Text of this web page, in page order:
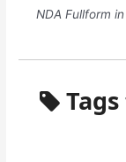
NDA Fullform in